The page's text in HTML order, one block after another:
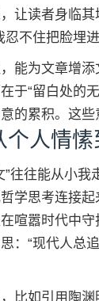
让读者身临
忍不住把脸埋
能为文章增
于“留白处的
的累积。这些
个人情
”往往能从小
学思考连接
喧嚣时代中
：“现代人总
比如引用陶